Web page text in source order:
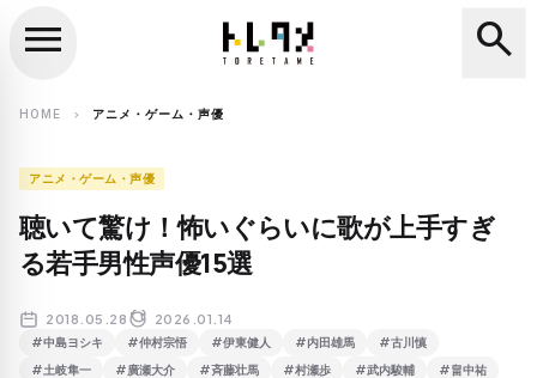
search
menu search
HOME chevron_right アニメ・ゲーム・声優
アニメ・ゲーム・声優
聴いて驚け！怖いぐらいに歌が上手すぎ
る若手男性声優15選
2018.05.28 2026.01.14
#中島ヨシキ #仲村宗悟 #伊東健人 #内田雄馬
#古川慎
#土岐隼一
#廣瀬大介 #斉藤壮馬 #村瀬歩 #武内駿輔
#畠中祐